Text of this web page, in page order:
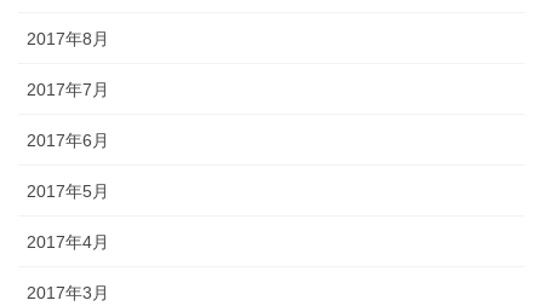
2017年8月
2017年7月
2017年6月
2017年5月
2017年4月
2017年3月